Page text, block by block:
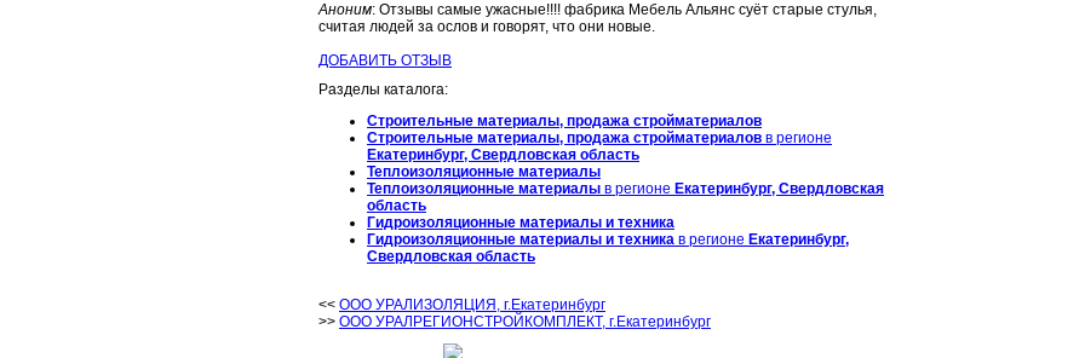
Аноним: Отзывы самые ужасные!!!! фабрика Мебель Альянс суёт старые стулья,
считая людей за ослов и говорят, что они новые.
ДОБАВИТЬ ОТЗЫВ
Разделы каталога:
Строительные материалы, продажа стройматериалов
Строительные материалы, продажа стройматериалов в регионе
Екатеринбург, Свердловская область
Теплоизоляционные материалы
Теплоизоляционные материалы в регионе Екатеринбург, Свердловская
область
Гидроизоляционные материалы и техника
Гидроизоляционные материалы и техника в регионе Екатеринбург,
Свердловская область
<< ООО УРАЛИЗОЛЯЦИЯ, г.Екатеринбург
>> ООО УРАЛРЕГИОНСТРОЙКОМПЛЕКТ, г.Екатеринбург